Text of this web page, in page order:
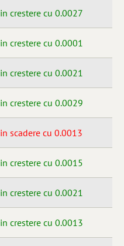
in crestere cu 0.0027
in crestere cu 0.0001
in crestere cu 0.0021
in crestere cu 0.0029
in scadere cu 0.0013
in crestere cu 0.0015
in crestere cu 0.0021
in crestere cu 0.0013